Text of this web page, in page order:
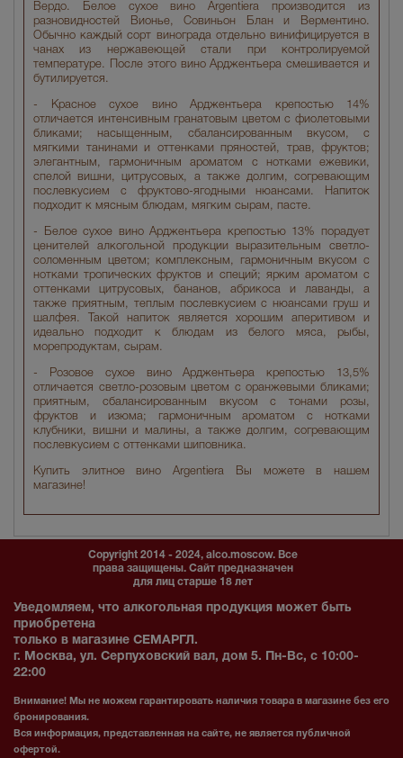
Вердо. Белое сухое вино Argentiera производится из
разновидностей Вионье, Совиньон Блан и Верментино.
Обычно каждый сорт винограда отдельно винифицируется в
чанах из нержавеющей стали при контролируемой
температуре. После этого вино Арджентьера смешивается и
бутилируется.
- Красное сухое вино Арджентьера крепостью 14%
отличается интенсивным гранатовым цветом с фиолетовыми
бликами; насыщенным, сбалансированным вкусом, с
мягкими танинами и оттенками пряностей, трав, фруктов;
элегантным, гармоничным ароматом с нотками ежевики,
спелой вишни, цитрусовых, а также долгим, согревающим
послевкусием с фруктово-ягодными нюансами. Напиток
подходит к мясным блюдам, мягким сырам, пасте.
- Белое сухое вино Арджентьера крепостью 13% порадует
ценителей алкогольной продукции выразительным светло-
соломенным цветом; комплексным, гармоничным вкусом с
нотками тропических фруктов и специй; ярким ароматом с
оттенками цитрусовых, бананов, абрикоса и лаванды, а
также приятным, теплым послевкусием с нюансами груш и
шалфея. Такой напиток является хорошим аперитивом и
идеально подходит к блюдам из белого мяса, рыбы,
морепродуктам, сырам.
- Розовое сухое вино Арджентьера крепостью 13,5%
отличается светло-розовым цветом с оранжевыми бликами;
приятным, сбалансированным вкусом с тонами розы,
фруктов и изюма; гармоничным ароматом с нотками
клубники, вишни и малины, а также долгим, согревающим
послевкусием с оттенками шиповника.
Купить элитное вино Argentiera Вы можете в нашем
магазине!
Copyright 2014 - 2024, alco.moscow. Все
права защищены. Сайт предназначен
для лиц старше 18 лет
Уведомляем, что алкогольная продукция может быть
приобретена
только в магазине СЕМАРГЛ.
г. Москва, ул. Серпуховский вал, дом 5. Пн-Вс, с 10:00-
22:00
Внимание! Мы не можем гарантировать наличия товара в магазине без его
бронирования.
Вся информация, представленная на сайте, не является публичной
офертой.